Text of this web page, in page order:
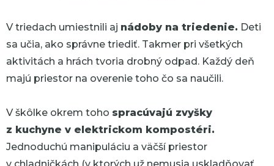
V triedach umiestnili aj nádoby na triedenie. Deti
sa učia, ako správne triediť. Takmer pri všetkých
aktivitách a hrách tvoria drobný odpad. Každý deň
majú priestor na overenie toho čo sa naučili.
V škôlke okrem toho spracúvajú zvyšky
z kuchyne v elektrickom kompostéri.
Jednoduchú manipuláciu a väčší priestor